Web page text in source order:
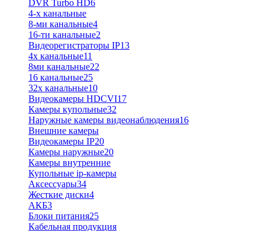
DVR Turbo HD6
4-х канальные
8-ми канальные4
16-ти канальные2
Видеорегистраторы IP13
4х канальные11
8ми канальные22
16 канальные25
32x канальные10
Видеокамеры HDCVI17
Камеры купольные32
Наружные камеры видеонаблюдения16
Внешние камеры
Видеокамеры IP20
Камеры наружные20
Камеры внутренние
Купольные ip-камеры
Аксессуары34
Жесткие диски4
АКБ3
Блоки питания25
Кабельная продукция